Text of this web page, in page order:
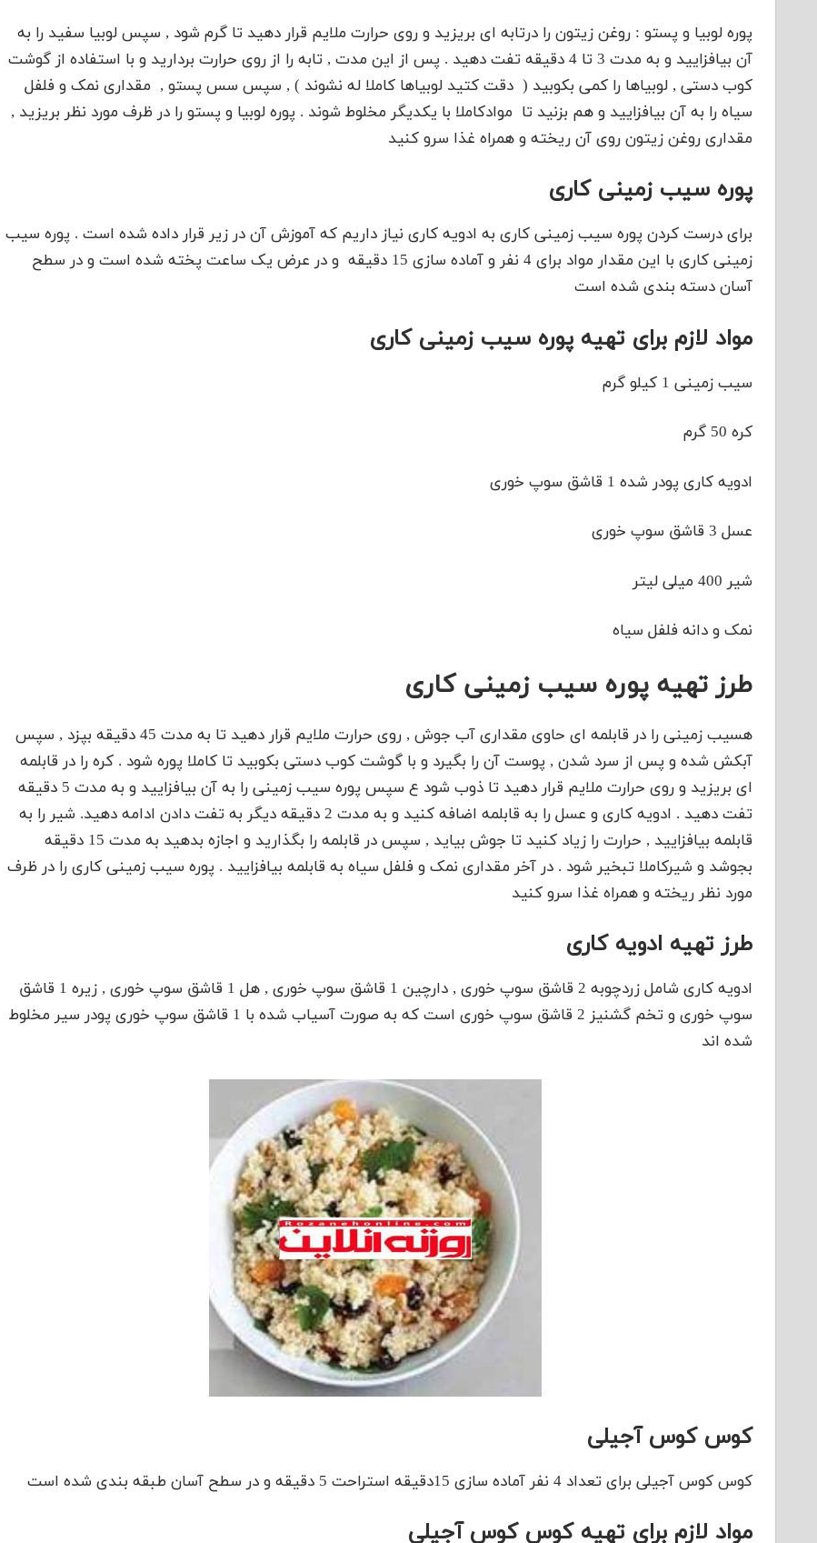
پوره لوبیا و پستو : روغن زیتون را درتابه ای بریزید و روی حرارت ملایم قرار دهید تا گرم شود , سپس لوبیا سفید را به
آن بیافزایید و به مدت 3 تا 4 دقیقه تفت دهید . پس از این مدت , تابه را از روی حرارت بردارید و با استفاده از گوشت
کوب دستی , لوبیاها را کمی بکوبید ( دقت کتید لوبیاها کاملا له نشوند ) , سپس سس پستو , مقداری نمک و فلفل
سیاه را به آن بیافزایید و هم بزنید تا موادکاملا با یکدیگر مخلوط شوند . پوره لوبیا و پستو را در ظرف مورد نظر بریزید ,
مقداری روغن زیتون روی آن ریخته و همراه غذا سرو کنید
پوره سیب زمینی کاری
برای درست کردن پوره سیب زمینی کاری به ادویه کاری نیاز داریم که آموزش آن در زیر قرار داده شده است . پوره سیب
زمینی کاری با این مقدار مواد برای 4 نفر و آماده سازی 15 دقیقه و در عرض یک ساعت پخته شده است و در سطح
آسان دسته بندی شده است
مواد لازم برای تهیه پوره سیب زمینی کاری
سیب زمینی 1 کیلو گرم
کره 50 گرم
ادویه کاری پودر شده 1 قاشق سوپ خوری
عسل 3 قاشق سوپ خوری
شیر 400 میلی لیتر
نمک و دانه فلفل سیاه
طرز تهیه پوره سیب زمینی کاری
هسیب زمینی را در قابلمه ای حاوی مقداری آب جوش , روی حرارت ملایم قرار دهید تا به مدت 45 دقیقه بپزد , سپس
آبکش شده و پس از سرد شدن , پوست آن را بگیرد و با گوشت کوب دستی بکوبید تا کاملا پوره شود . کره را در قابلمه
ای بریزید و روی حرارت ملایم قرار دهید تا ذوب شود ع سپس پوره سیب زمینی را به آن بیافزایید و به مدت 5 دقیقه
تفت دهید . ادویه کاری و عسل را به قابلمه اضافه کنید و به مدت 2 دقیقه دیگر به تفت دادن ادامه دهید. شیر را به
قابلمه بیافزایید , حرارت را زیاد کنید تا جوش بیاید , سپس در قابلمه را بگذارید و اجازه بدهید به مدت 15 دقیقه
بجوشد و شیرکاملا تبخیر شود . در آخر مقداری نمک و فلفل سیاه به قابلمه بیافزایید . پوره سیب زمینی کاری را در ظرف
مورد نظر ریخته و همراه غذا سرو کنید
طرز تهیه ادویه کاری
ادویه کاری شامل زردچوبه 2 قاشق سوپ خوری , دارچین 1 قاشق سوپ خوری , هل 1 قاشق سوپ خوری , زیره 1 قاشق
سوپ خوری و تخم گشنیز 2 قاشق سوپ خوری است که به صورت آسیاب شده با 1 قاشق سوپ خوری پودر سیر مخلوط
شده اند
کوس کوس آجیلی
کوس کوس آجیلی برای تعداد 4 نفر آماده سازی 15دقیقه استراحت 5 دقیقه و در سطح آسان طبقه بندی شده است
مواد لازم برای تهیه کوس کوس آجیلی